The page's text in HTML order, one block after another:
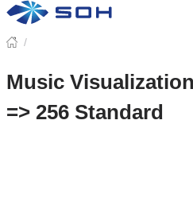
/
Music
=> 256 Standard